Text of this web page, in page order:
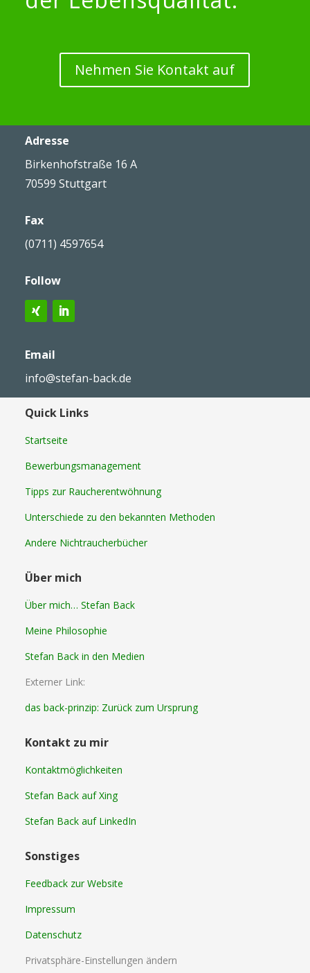
Nehmen Sie Kontakt auf
Adresse
Birkenhofstraße 16 A
70599 Stuttgart
Fax
(0711) 4597654
Follow
Email
info@stefan-back.de
Quick Links
Startseite
Bewerbungsmanagement
Tipps zur Raucherentwöhnung
Unterschiede zu den bekannten Methoden
Andere Nichtraucherbücher
Über mich
Über mich… Stefan Back
Meine Philosophie
Stefan Back in den Medien
Externer Link:
das back-prinzip: Zurück zum Ursprung
Kontakt zu mir
Kontaktmöglichkeiten
Stefan Back auf Xing
Stefan Back auf LinkedIn
Sonstiges
Feedback zur Website
Impressum
Datenschutz
Privatsphäre-Einstellungen ändern